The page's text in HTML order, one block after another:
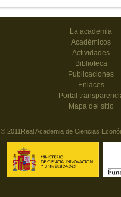
La academia
Académicos
Actividades
Biblioteca
Publicaciones
Enlaces
Portal
Mapa del sitio
© 2011Real Academia de Ciencias